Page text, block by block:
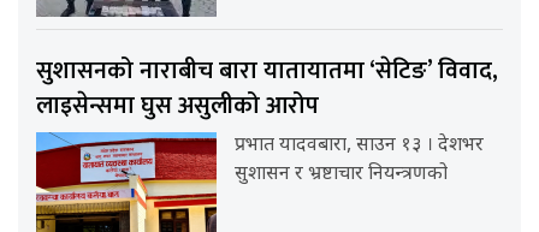
सुशासनको नाराबीच बारा यातायातमा ‘सेटिङ’ विवाद,
लाइसेन्समा घुस असुलीको आरोप
प्रभात यादवबारा, साउन १३ । देशभर
सुशासन र भ्रष्टाचार नियन्त्रणको